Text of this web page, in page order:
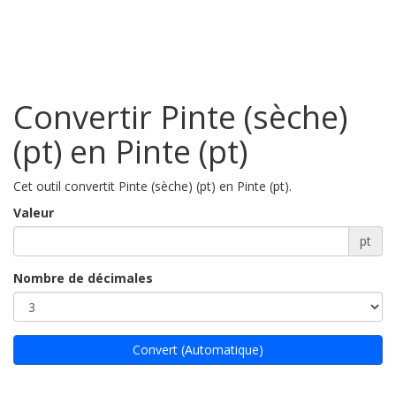
Convertir Pinte (sèche)
(pt) en Pinte (pt)
Cet outil convertit Pinte (sèche) (pt) en Pinte (pt).
Valeur
pt
Nombre de décimales
Convert (Automatique)